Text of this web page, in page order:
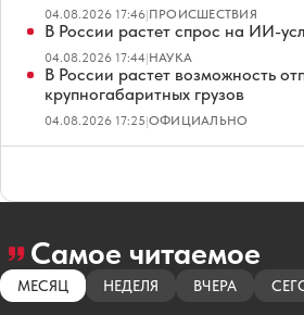
04.08.2026 17:46|ПРОИСШЕСТВИЯ
В России растет спрос на ИИ-
04.08.2026 17:44|НАУКА
В России растет возможность
крупногабаритных грузов
04.08.2026 17:25|ОФИЦИАЛЬНО
Самое читаемое
МЕСЯЦ НЕДЕЛЯ ВЧЕРА